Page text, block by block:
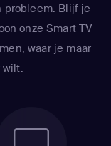
probleem. Blijf je
onze Smart TV
waar je maar